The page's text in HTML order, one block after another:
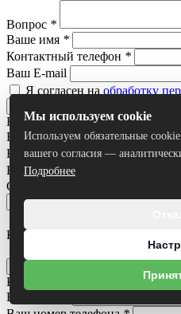
Вопрос *
Ваше имя *
Контактный телефон *
Ваш E-mail
Я согласен на обработку
Нашли дешевле?
Ваше имя*
Ваш номер телефона*
Ваш e-mail
Ссылка на товар другого
Комментарий
обработку
Отправить
Купить в 1 клик
Ваше имя
Мы используем cookie
Используем обязательные
вашего согласия —
Подробнее